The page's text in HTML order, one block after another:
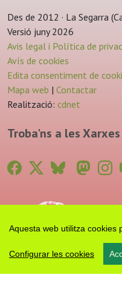
Aquesta web utilitza cookies
Configurar les cookies
Des de 2012 · La Segarra
Versió juny 2026
Avis legal i Política de
Avís de cookies
Edita consentiment de
Mapa web | Contactar
Realització: cdnet
Troba'ns a les Xarxes